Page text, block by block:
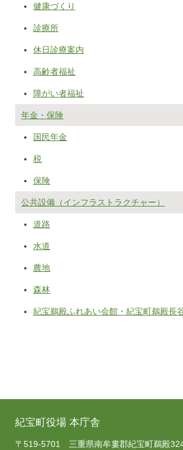
健康づくり
診療所
休日診療案内
高齢者福祉
障がい者福祉
年金・保険
国民年金
税
保険
公共設備（インフラストラクチャー）
道路
水道
農地
森林
紀宝鵜殿ふれあい会館・紀宝町鵜殿長
紀宝町役場 本庁舎
〒519-5701 三重県南牟婁郡紀宝町鵜殿